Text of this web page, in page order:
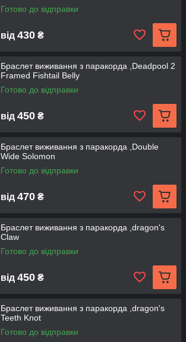
Готово до відправки
від 430 ₴
Браслет виживання з паракорда ,Deadpool 2
Framed Fishtail Belly
Готово до відправки
від 450 ₴
Браслет виживання з паракорда ,Double
Wide Solomon
Готово до відправки
від 470 ₴
Браслет виживання з паракорда ,dragon's
Claw
Готово до відправки
від 450 ₴
Браслет виживання з паракорда ,dragon's
Teeth Knot
Готово до відправки